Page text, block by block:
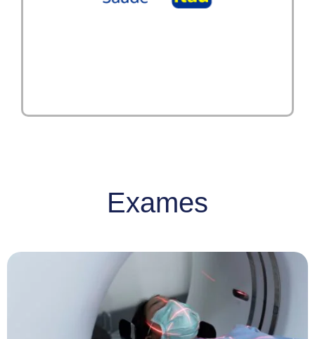
Exames